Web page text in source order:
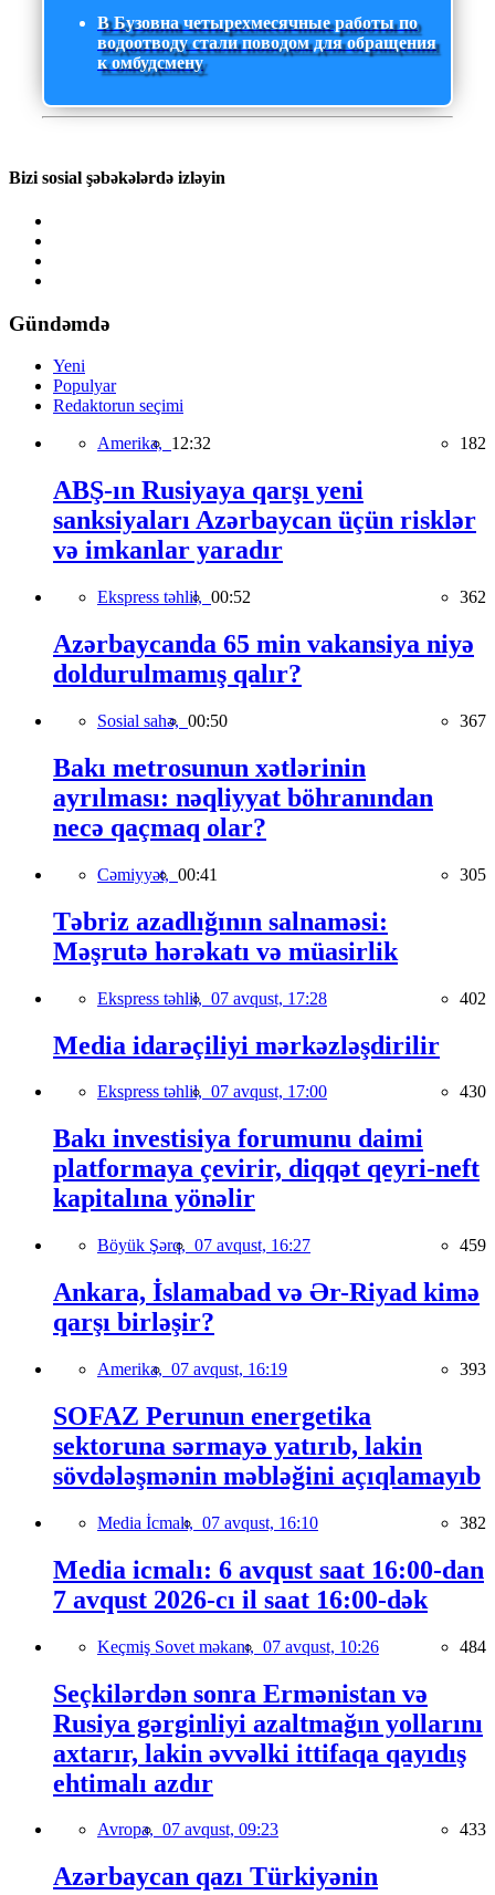
В Бузовна четырехмесячные работы по
водоотводу стали поводом для обращения
к омбудсмену
Bizi sosial şəbəkələrdə izləyin
Gündəmdə
Yeni
Populyar
Redaktorun seçimi
Amerika, 12:32 182
ABŞ-ın Rusiyaya qarşı yeni
sanksiyaları Azərbaycan üçün risklər
və imkanlar yaradır
Ekspress təhlil, 00:52 362
Azərbaycanda 65 min vakansiya niyə
doldurulmamış qalır?
Sosial sahə, 00:50 367
Bakı metrosunun xətlərinin
ayrılması: nəqliyyat böhranından
necə qaçmaq olar?
Cəmiyyət, 00:41 305
Təbriz azadlığının salnaməsi:
Məşrutə hərəkatı və müasirlik
Ekspress təhlil, 07 avqust, 17:28 402
Media idarəçiliyi mərkəzləşdirilir
Ekspress təhlil, 07 avqust, 17:00 430
Bakı investisiya forumunu daimi
platformaya çevirir, diqqət qeyri-neft
kapitalına yönəlir
Böyük Şərq, 07 avqust, 16:27 459
Ankara, İslamabad və Ər-Riyad kimə
qarşı birləşir?
Amerika, 07 avqust, 16:19 393
SOFAZ Perunun energetika
sektoruna sərmayə yatırıb, lakin
sövdələşmənin məbləğini açıqlamayıb
Media İcmalı, 07 avqust, 16:10 382
Media icmalı: 6 avqust saat 16:00-dan
7 avqust 2026-cı il saat 16:00-dək
Keçmiş Sovet məkanı, 07 avqust, 10:26 484
Seçkilərdən sonra Ermənistan və
Rusiya gərginliyi azaltmağın yollarını
axtarır, lakin əvvəlki ittifaqa qayıdış
ehtimalı azdır
Avropa, 07 avqust, 09:23 433
Azərbaycan qazı Türkiyənin